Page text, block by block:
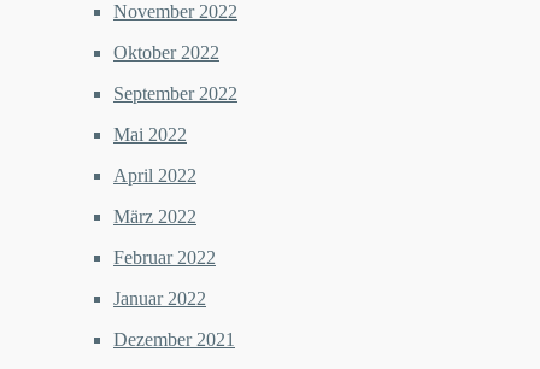
November 2022
Oktober 2022
September 2022
Mai 2022
April 2022
März 2022
Februar 2022
Januar 2022
Dezember 2021